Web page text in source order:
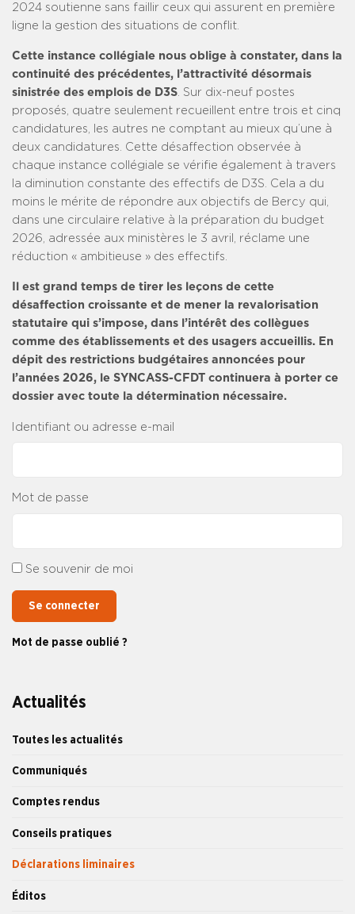
Actualités
Toutes les actualités
Communiqués
Comptes rendus
Conseils pratiques
Déclarations liminaires
Éditos
2024 soutienne sans faillir ceux qui assurent en première
ligne la gestion des situations de conflit.
Cette instance collégiale nous oblige à constater, dans la
continuité des précédentes, l’attractivité désormais
sinistrée des emplois de D3S . Sur dix-neuf postes
proposés, quatre seulement recueillent entre trois et cinq
candidatures, les autres ne comptant au mieux qu’une à
deux candidatures. Cette désaffection observée à
chaque instance collégiale se vérifie également à travers
la diminution constante des effectifs de D3S. Cela a du
moins le mérite de répondre aux objectifs de Bercy qui,
dans une circulaire relative à la préparation du budget
2026, adressée aux ministères le 3 avril, réclame une
réduction « ambitieuse » des effectifs.
Il est grand temps de tirer les leçons de cette
désaffection croissante et de mener la revalorisation
statutaire qui s’impose, dans l’intérêt des collègues
comme des établissements et des usagers accueillis. En
dépit des restrictions budgétaires annoncées pour
l’années 2026, le SYNCASS-CFDT continuera à porter ce
dossier avec toute la détermination nécessaire.
Identifiant ou adresse e-mail
Mot de passe
Se souvenir de moi
Se connecter
Mot de passe oublié ?